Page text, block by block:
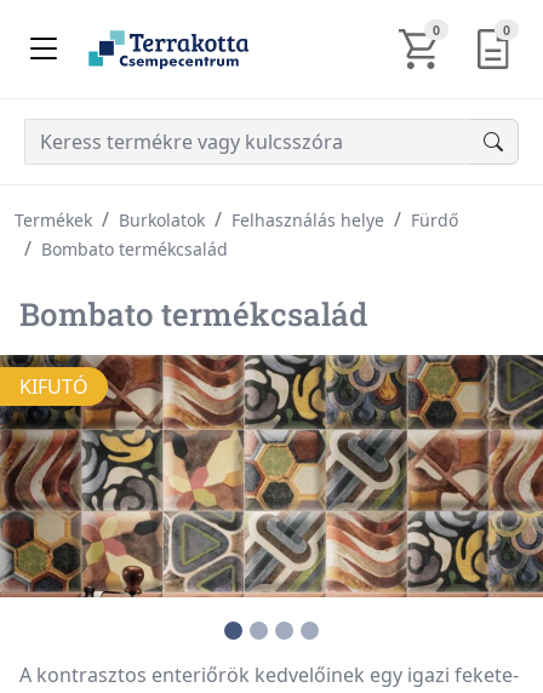
0KOSÁR 0
Termékek Burkolatok Felhasználás helye
Fürdő
Bombato termékcsalád
A kontrasztos enteriőrök kedvelőinek egy igazi fekete-
Bombato termékcsalád
KIFUTÓ